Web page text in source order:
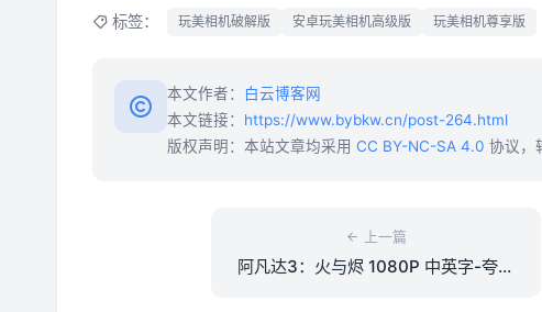
标签： 玩美相机破解版 安卓玩美相机高级版 玩美相机尊享版
本文作者：
白云博客网
本文链接： https://www.bybkw.cn/post-264.html
版权声明：本站文章均采用 CC BY-NC-SA 4.0 协议，
上一篇
阿凡达3：火与烬 1080P 中英字-夸克